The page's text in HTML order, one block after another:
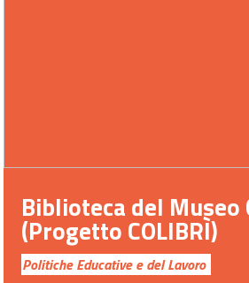
Biblioteca del Museo
(Progetto COLIBRÌ)
Politiche Educative e del Lavoro